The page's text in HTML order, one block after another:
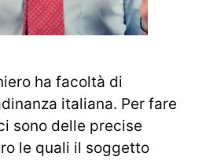
ha facoltà di
italiana. Per fare
sono delle precise
le quali il soggetto